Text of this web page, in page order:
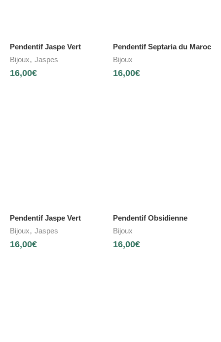
Pendentif Jaspe Vert
Bijoux, Jaspes
16,00€
Pendentif Septaria du Maroc
Bijoux
16,00€
Pendentif Jaspe Vert
Bijoux, Jaspes
16,00€
Pendentif Obsidienne
Bijoux
16,00€